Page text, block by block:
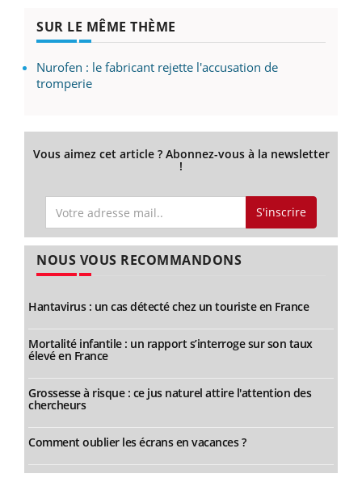
SUR LE MÊME THÈME
Nurofen : le fabricant rejette l'accusation de
tromperie
Vous aimez cet article ? Abonnez-vous à la newsletter
!
S'inscrire
NOUS VOUS RECOMMANDONS
Hantavirus : un cas détecté chez un touriste en France
Mortalité infantile : un rapport s’interroge sur son taux
élevé en France
Grossesse à risque : ce jus naturel attire l'attention des
chercheurs
Comment oublier les écrans en vacances ?